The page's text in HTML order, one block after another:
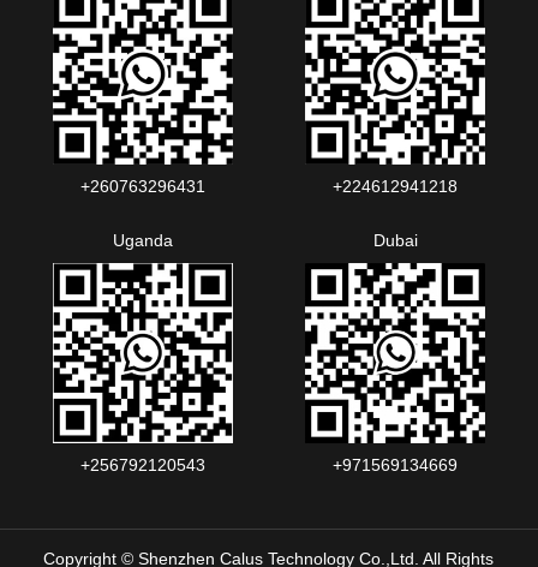
+260763296431 +224612941218
Uganda
+256792120543‬
Dubai
+971569134669
Copyright © Shenzhen Calus Technology Co.,Ltd. All Rights